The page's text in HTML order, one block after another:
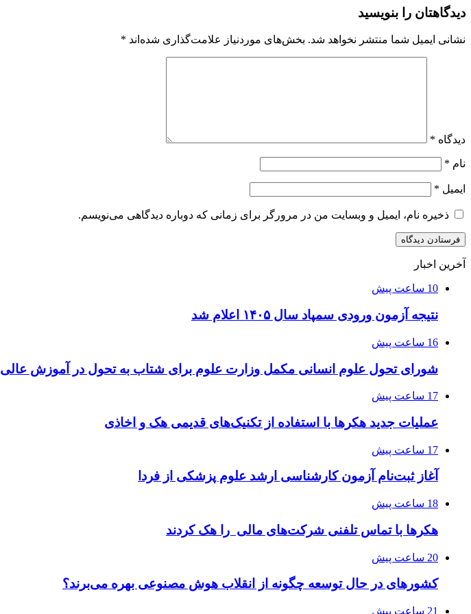
دیدگاهتان را بنویسید
نشانی ایمیل شما منتشر نخواهد شد. بخش‌های موردنیاز علامت‌گذاری شده‌اند *
دیدگاه *
نام *
ایمیل *
ذخیره نام، ایمیل و وبسایت من در مرورگر برای زمانی که دوباره دیدگاهی می‌نویسم.
آخرین اخبار
10 ساعت پیش
نتیجه آزمون ورودی سمپاد سال ۱۴۰۵ اعلام شد
16 ساعت پیش
شورای تحول علوم انسانی مکمل وزارت علوم برای شتاب به تحول در آموزش عالی
17 ساعت پیش
عملیات جدید هکرها با استفاده از تکنیک‌های قدیمی هک و اخاذی
17 ساعت پیش
آغاز ثبت‌نام‌ آزمون کارشناسی ارشد علوم پزشکی از فردا
18 ساعت پیش
هکرها با تماس تلفنی شرکت‌های مالی را هک کردند
20 ساعت پیش
کشورهای در حال توسعه چگونه از انقلاب هوش مصنوعی بهره می‌برند؟
21 ساعت پیش